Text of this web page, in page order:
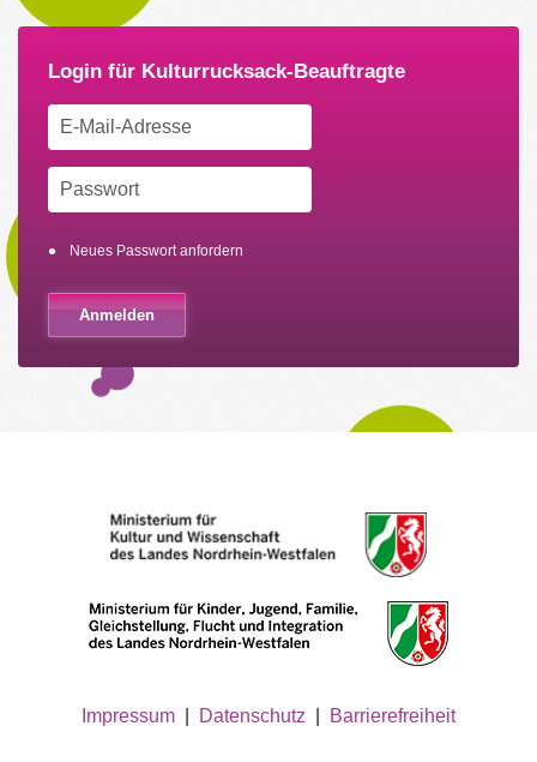
Neues Passwort anfordern
Impressum Datenschutz Barrierefreiheit